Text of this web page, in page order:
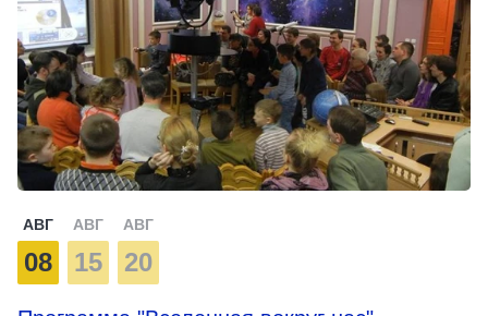
АВГ
08
АВГ
15
АВГ
20